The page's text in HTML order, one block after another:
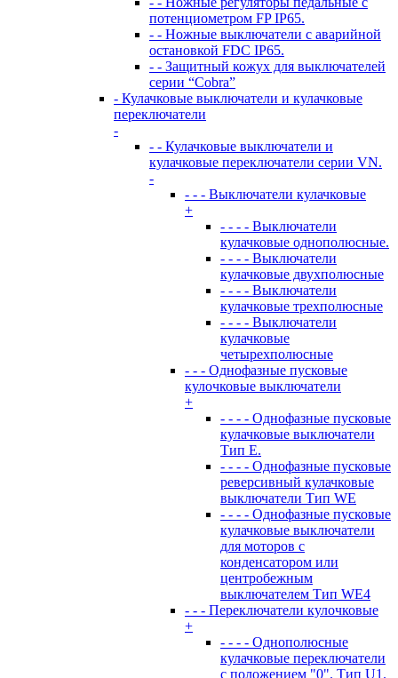
потенциометром FP IP65.
- - Ножные выключатели с аварийной
остановкой FDC IP65.
- - Защитный кожух для выключателей
серии “Cobra”
- Кулачковые выключатели и кулачковые
переключатели
-
- - Кулачковые выключатели и
кулачковые переключатели серии VN.
-
- - - Выключатели кулачковые
+
- - - - Выключатели
кулачковые однополюсные.
- - - - Выключатели
кулачковые двухполюсные
- - - - Выключатели
кулачковые трехполюсные
- - - - Выключатели
кулачковые
четырехполюсные
- - - Однофазные пусковые
кулочковые выключатели
+
- - - - Однофазные пусковые
кулачковые выключатели
Тип E.
- - - - Однофазные пусковые
реверсивный кулачковые
выключатели Тип WE
- - - - Однофазные пусковые
кулачковые выключатели
для моторов с
конденсатором или
центробежным
выключателем Тип WE4
- - - Переключатели кулочковые
+
- - - - Однополюсные
кулачковые переключатели
с положением "0". Тип U1.